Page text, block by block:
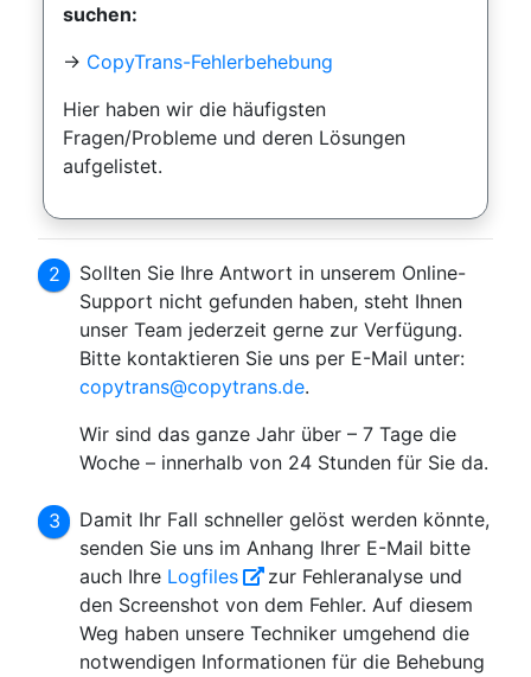
suchen:
→ CopyTrans-Fehlerbehebung
Hier haben wir die häufigsten
Fragen/Probleme und deren Lösungen
aufgelistet.
Sollten Sie Ihre Antwort in unserem Online-
Support nicht gefunden haben, steht Ihnen
unser Team jederzeit gerne zur Verfügung.
Bitte kontaktieren Sie uns per E-Mail unter:
copytrans@copytrans.de.
Wir sind das ganze Jahr über – 7 Tage die
Woche – innerhalb von 24 Stunden für Sie da.
Damit Ihr Fall schneller gelöst werden könnte,
senden Sie uns im Anhang Ihrer E-Mail bitte
auch Ihre Logfiles
zur Fehleranalyse und
den Screenshot von dem Fehler. Auf diesem
Weg haben unsere Techniker umgehend die
notwendigen Informationen für die Behebung